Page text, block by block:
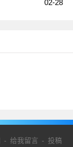
02-28
- 给我留言 - 投稿